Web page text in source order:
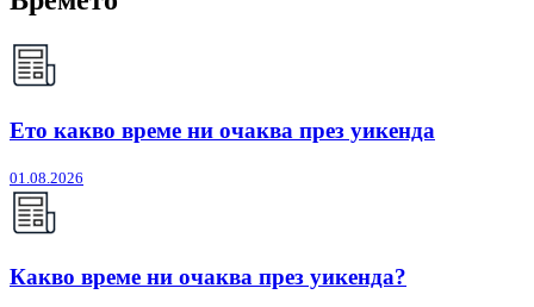
Ето какво време ни очаква през уикенда
01.08.2026
Какво време ни очаква през уикенда?